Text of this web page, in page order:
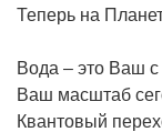
Теперь на
Вода – это Ваш
Ваш масштаб
Квантовый